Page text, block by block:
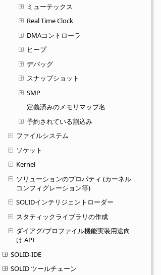
ミューテックス
Real Time Clock
DMAコントローラ
ヒープ
デバッグ
スナップショット
SMP
定義済みのメモリマップ名
予約されている割込み
ファイルシステム
ソケット
Kernel
ソリューションのプロパティ (カーネル
コンフィグレーション等)
SOLIDインテリジェントローダー
スタティックライブラリの作成
ダイアグ/プロファイル機能実装用途向
け API
SOLID-IDE
SOLID ツールチェーン